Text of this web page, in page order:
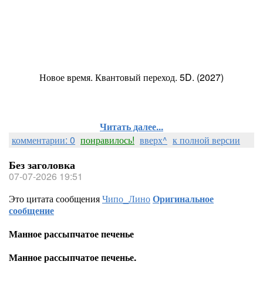
Новое время. Квантовый переход. 5D. (2027)
Читать далее...
комментарии: 0 понравилось! вверх^ к полной версии
Без заголовка
07-07-2026 19:51
Это цитата сообщенияЧипо_ЛиноОригинальное
сообщение
Манное рассыпчатое печенье
Манное рассыпчатое печенье.